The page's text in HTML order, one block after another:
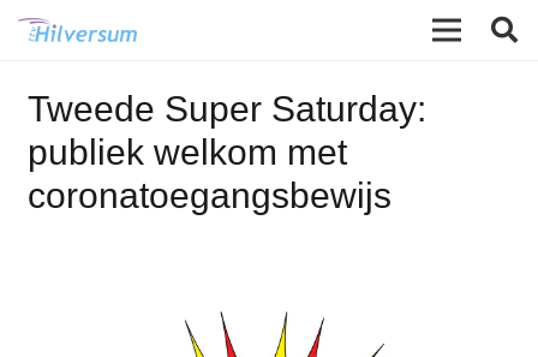
Tweede Super Saturday:
publiek welkom met
coronatoegangsbewijs